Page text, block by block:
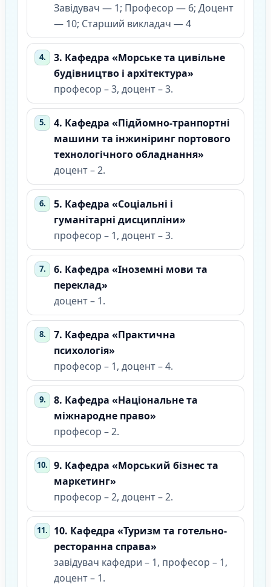
Завідувач — 1; Професор — 6; Доцент
— 10; Старший викладач — 4
3. Кафедра «Морське та цивільне
будівництво і архітектура»
професор – 3, доцент – 3.
4. Кафедра «Підйомно-транпортні
машини та інжиніринг портового
технологічного обладнання»
доцент – 2.
5. Кафедра «Соціальні і
гуманітарні дисципліни»
професор – 1, доцент – 3.
6. Кафедра «Іноземні мови та
переклад»
доцент – 1.
7. Кафедра «Практична
психологія»
професор – 1, доцент – 4.
8. Кафедра «Національне та
міжнародне право»
професор – 2.
9. Кафедра «Морський бізнес та
маркетинг»
професор – 2, доцент – 2.
10. Кафедра «Туризм та готельно-
ресторанна справа»
завідувач кафедри – 1, професор – 1,
доцент – 1.